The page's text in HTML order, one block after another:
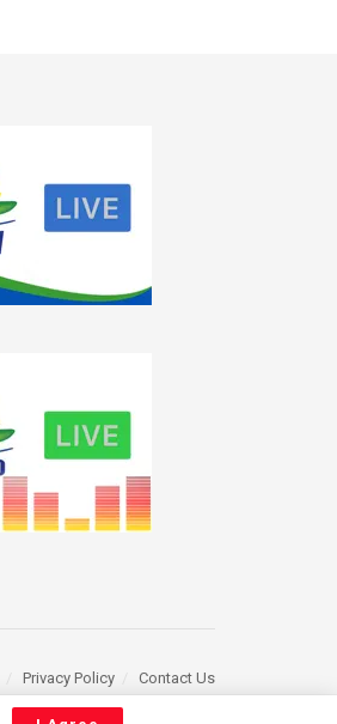
Privacy Policy Contact Us